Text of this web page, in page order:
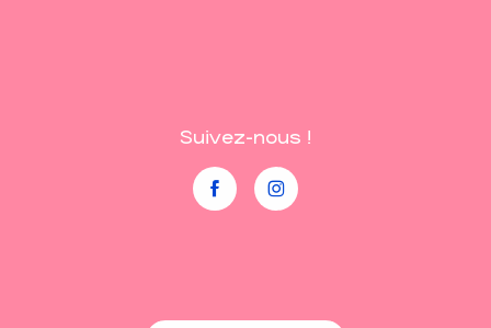
Suivez-nous !